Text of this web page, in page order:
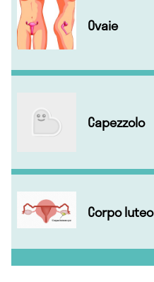
Ovaie
Capezzolo
Corpo luteo